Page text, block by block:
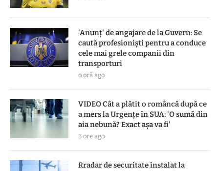
'Anunț' de angajare de la Guvern: Se
caută profesioniști pentru a conduce
cele mai grele companii din
transporturi
o oră ago
VIDEO Cât a plătit o româncă după ce
a mers la Urgențe în SUA: 'O sumă din
aia nebună? Exact așa va fi'
3 ore ago
Rradar de securitate instalat la